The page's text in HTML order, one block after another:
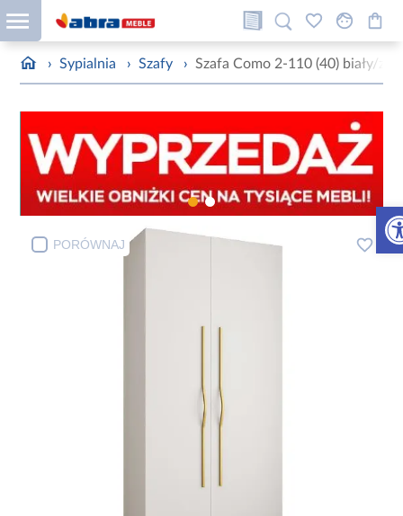
› Sypialnia › Szafy › Szafa Como 2-110 (40) biały/
PORÓWNAJ